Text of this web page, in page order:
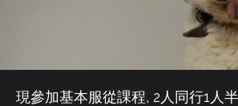
現參加基本服從課程, 2人同行1人